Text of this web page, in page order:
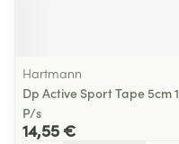
Hartmann
Dp Active Sport Tape 5cm 1
P/s
14,55 €